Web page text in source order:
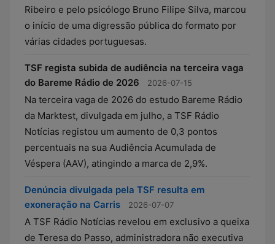
Ribeiro e pelo psicólogo Bruno Filipe Silva, marcou
o início de uma digressão pública do formato por
várias cidades portuguesas.
TSF regista subida de audiência na terceira vaga
do Bareme Rádio de 2026
2026-07-15
Na terceira vaga de 2026 do estudo Bareme Rádio
da Marktest, divulgada em julho, a TSF Rádio
Notícias registou um aumento de 0,3 pontos
percentuais na sua Audiência Acumulada de
Véspera (AAV), atingindo a marca de 2,9%.
Denúncia divulgada pela TSF resulta em
exoneração na Carris
2026-07-07
A TSF Rádio Notícias revelou em exclusivo a queixa
de Teresa do Passo, administradora não executiva